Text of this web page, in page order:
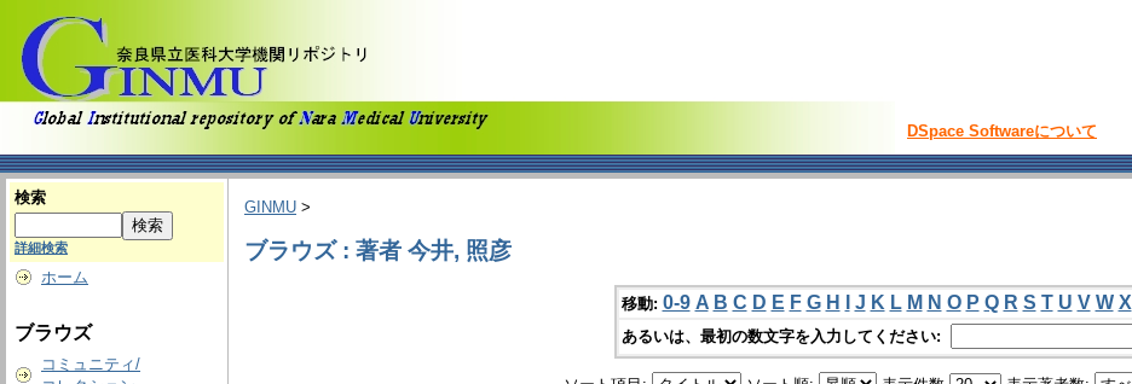
DSpace Softwareについて
検索
詳細検索
ホーム
ブラウズ
コミュニティ/
GINMU >
ブラウズ : 著者 今井, 照彦
移動: 0-9 A B C D E F G H J K L M N O P Q R S T U V W X
あるいは、最初の数文字を入力してください: